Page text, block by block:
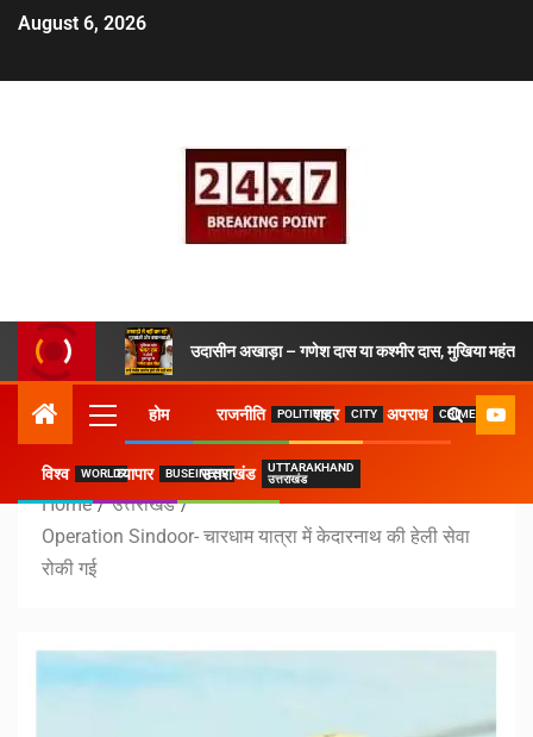
August 6, 2026
उदासीन अखाड़ा – गणेश दास या कश्मीर दास, मुखिया महंत ने
होम राजनीति POLITICSशहर CITY अपराध CRIME
विश्व WORLDव्यापार BUSEINESSउत्तराखंड
UTTARAKHAND
उत्तराखंड
Home
उत्तराखंड
Operation Sindoor- चारधाम यात्रा में केदारनाथ की हेली सेवा
रोकी गई